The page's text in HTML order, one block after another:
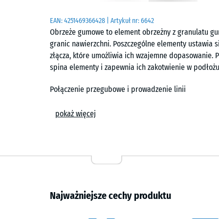
EAN:4251469366428 | Artykuł nr:6642
Obrzeże gumowe to element obrzeżny z granulatu
granic nawierzchni. Poszczególne elementy ustawia
złącza, które umożliwia ich wzajemne
spina elementy i zapewnia ich zakotwienie w
Połączenie przegubowe i prowadzenie linii
Zintegrowane połączenie przegubowe pozwala na
Montaż polega na przeprowadzeniu rury stalowej
stabilizuje cały układ oraz przenosi siły na podłoże.
pokaż więcej
Najważniejsze cechy produktu